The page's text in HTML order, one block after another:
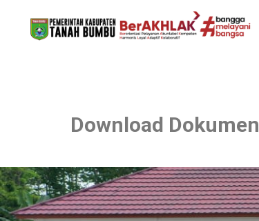
Download Dokumen